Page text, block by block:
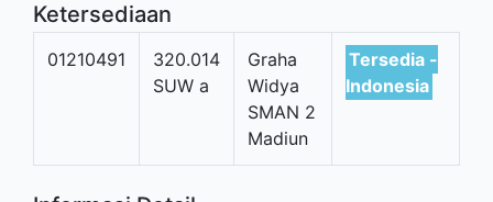
Ketersediaan
01210491
320.014
SUW a
Graha
Widya
SMAN 2
Madiun
Tersedia -
Indonesia